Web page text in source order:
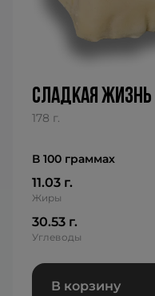
сладкая жизнь
178 г.
В 100 граммах
11.03 г.
Жиры
30.53 г.
Углеводы
В корзину